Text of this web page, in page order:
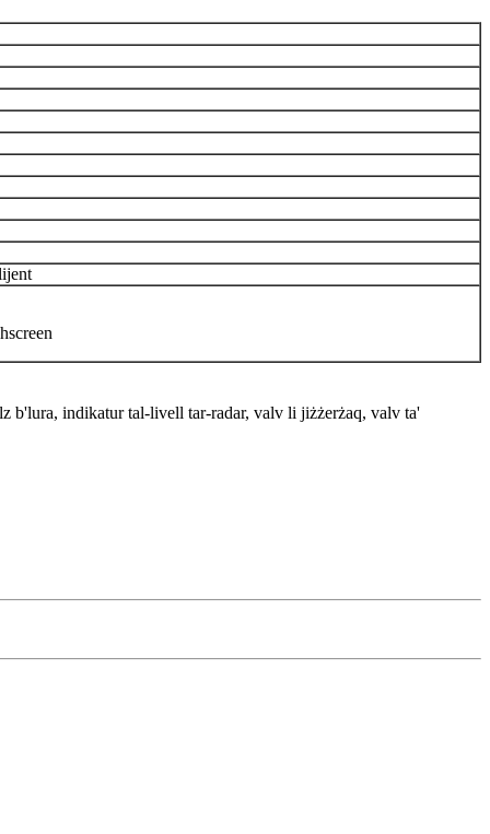
b'lura, indikatur tal-livell tar-radar, valv li jiżżerżaq, valv ta'